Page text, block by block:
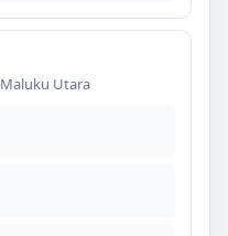
Maluku Utara